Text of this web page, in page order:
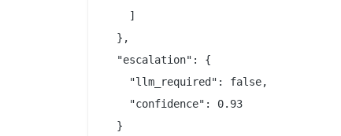
    ]
  },
  "escalation": {
    "llm_required": false,
    "confidence": 0.93
  }